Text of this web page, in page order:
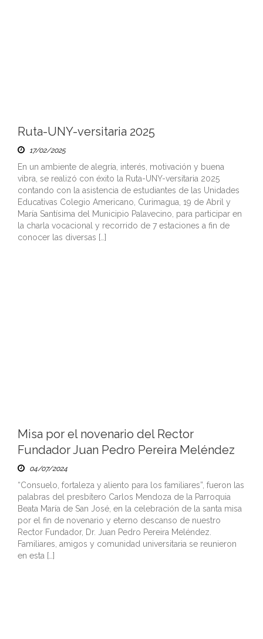
Ruta-UNY-versitaria 2025
17/02/2025
En un ambiente de alegría, interés, motivación y buena
vibra, se realizó con éxito la Ruta-UNY-versitaria 2025
contando con la asistencia de estudiantes de las Unidades
Educativas Colegio Americano, Curimagua, 19 de Abril y
María Santísima del Municipio Palavecino, para participar en
la charla vocacional y recorrido de 7 estaciones a fin de
conocer las diversas […]
Misa por el novenario del Rector
Fundador Juan Pedro Pereira Meléndez
04/07/2024
“Consuelo, fortaleza y aliento para los familiares”, fueron las
palabras del presbítero Carlos Mendoza de la Parroquia
Beata María de San José, en la celebración de la santa misa
por el fin de novenario y eterno descanso de nuestro
Rector Fundador, Dr. Juan Pedro Pereira Meléndez.
Familiares, amigos y comunidad universitaria se reunieron
en esta […]